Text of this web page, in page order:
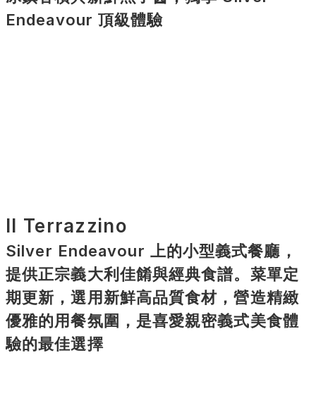
Endeavour 頂級體驗
Il Terrazzino
Silver Endeavour 上的小型義式餐廳，
提供正宗義大利佳餚與經典食譜。菜單定
期更新，選用新鮮高品質食材，營造精緻
優雅的用餐氛圍，是喜愛親密義式美食體
驗的最佳選擇